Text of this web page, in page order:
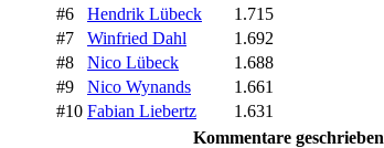
#6
Hendrik Lübeck
1.715
#7
Winfried Dahl
1.692
#8
Nico Lübeck
1.688
#9
Nico Wynands
1.661
#10 Fabian Liebertz
1.631
Kommentare geschrieben